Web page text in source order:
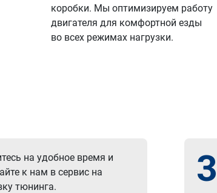
коробки. Мы оптимизируем работу
двигателя для комфортной езды
во всех режимах нагрузки.
на удобное время и
к нам в сервис на
тюнинга.
3